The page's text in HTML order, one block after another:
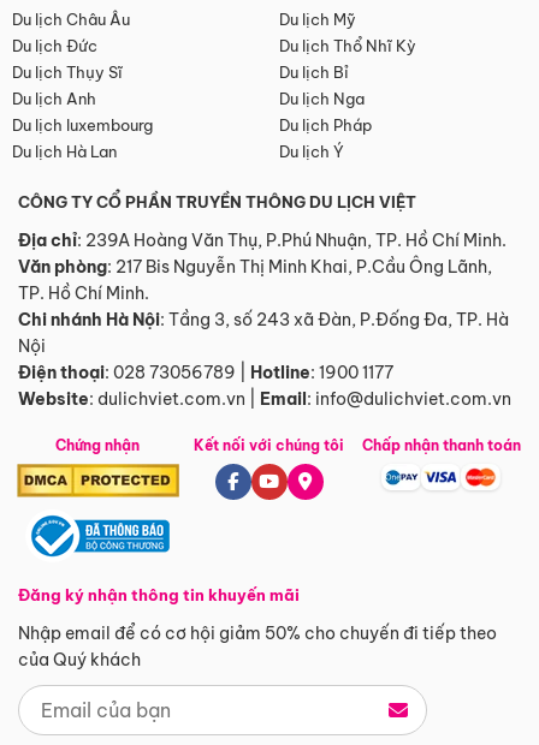
Du lịch Châu Âu
Du lịch Mỹ
Du lịch Đức
Du lịch Thổ Nhĩ Kỳ
Du lịch Thụy Sĩ
Du lịch Bỉ
Du lịch Anh
Du lịch Nga
Du lịch luxembourg
Du lịch Pháp
Du lịch Hà Lan
Du lịch Ý
CÔNG TY CỔ PHẦN TRUYỀN THÔNG DU LỊCH VIỆT
Địa chỉ: 239A Hoàng Văn Thụ, P.Phú Nhuận, TP. Hồ Chí Minh.
Văn phòng: 217 Bis Nguyễn Thị Minh Khai, P.Cầu Ông Lãnh,
TP. Hồ Chí Minh.
Chi nhánh Hà Nội: Tầng 3, số 243 xã Đàn, P.Đống Đa, TP. Hà
Nội
Điện thoại: 028 73056789 Hotline: 1900 1177
Website: dulichviet.com.vn Email: info@dulichviet.com.vn
Chứng nhận
Đăng ký nhận thông tin khuyến mãi
Nhập email để có cơ hội giảm 50% cho chuyến đi tiếp theo
của Quý khách
Kết nối với chúng tôi Chấp nhận thanh toán